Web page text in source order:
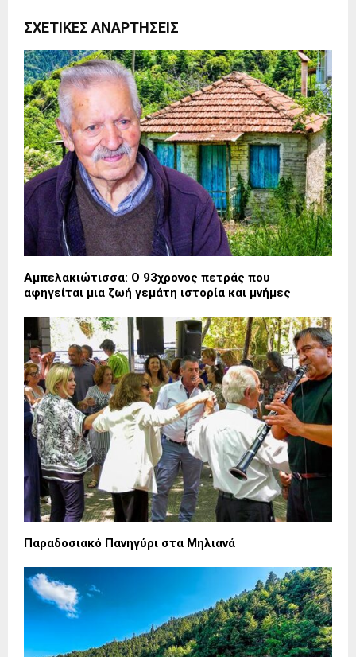
ΣΧΕΤΙΚΈΣ ΑΝΑΡΤΉΣΕΙΣ
Αμπελακιώτισσα: Ο 93χρονος πετράς που
αφηγείται μια ζωή γεμάτη ιστορία και μνήμες
Παραδοσιακό Πανηγύρι στα Μηλιανά